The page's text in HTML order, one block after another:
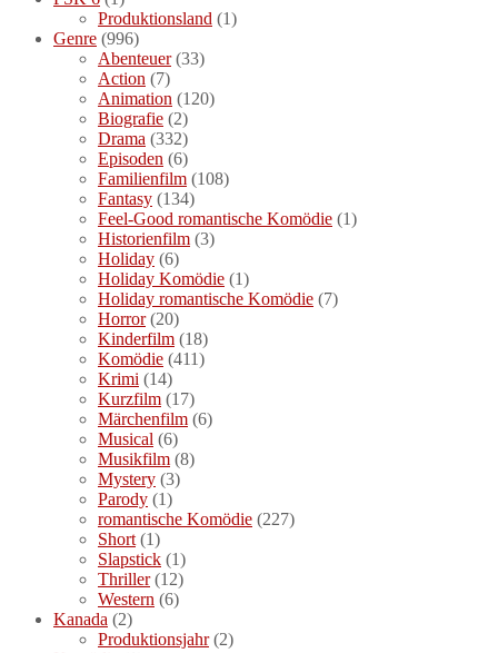
Produktionsland (1)
Genre (996)
Abenteuer(33)
Action (7)
Animation (120)
Biografie (2)
Drama (332)
Episoden (6)
Familienfilm (108)
Fantasy (134)
Feel-Good romantische Komödie (1)
Historienfilm (3)
Holiday (6)
Holiday Komödie (1)
Holiday romantische Komödie (7)
Horror(20)
Kinderfilm (18)
Komödie (411)
Krimi (14)
Kurzfilm (17)
Märchenfilm (6)
Musical (6)
Musikfilm (8)
Mystery (3)
Parody (1)
romantische Komödie (227)
Short (1)
Slapstick (1)
Thriller(12)
Western (6)
Kanada (2)
Produktionsjahr(2)